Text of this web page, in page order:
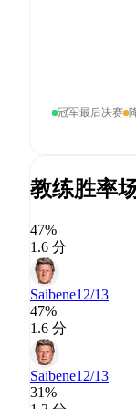
冠军最后决赛
教练胜率
47%
1.6 分
Saibene12/13
47%
1.6 分
Saibene12/13
31%